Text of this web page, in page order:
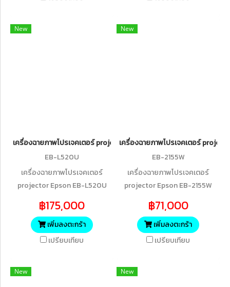
New
เครื่องฉายภาพโปรเจคเตอร์ projector Epson EB-L520U WUXGA
EB-L520U
เครื่องฉายภาพโปรเจคเตอร์
projector Epson EB-L520U
(5,200 lumens)
฿175,000
เพิ่มลงตะกร้า
เปรียบเทียบ
New
เครื่องฉายภาพโปรเจคเตอร์
EB-2155W
เครื่องฉายภาพโปรเจคเตอร์
projector Epson EB-2155W
lumens)
฿71,000
เพิ่มลงตะกร้า
เปรียบเทียบ
New New